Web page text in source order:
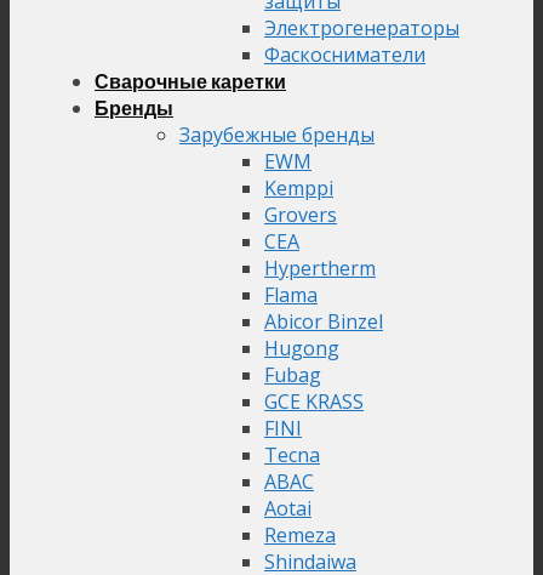
Электрогенераторы
Фаскосниматели
Сварочные каретки
Бренды
Зарубежные бренды
EWM
Kemppi
Grovers
CEA
Hypertherm
Flama
Abicor Binzel
Hugong
Fubag
GCE KRASS
FINI
Tecna
ABAC
Aotai
Remeza
Shindaiwa